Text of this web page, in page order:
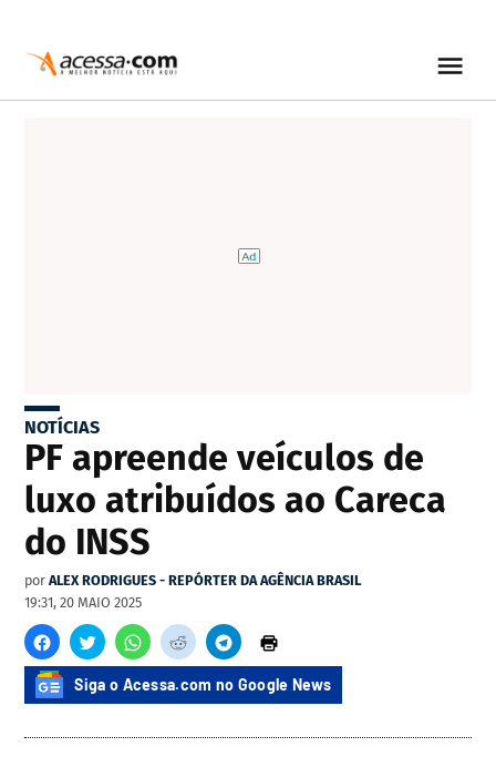
NOTÍCIAS
PF apreende veículos de
luxo atribuídos ao Careca
do INSS
por ALEX RODRIGUES - REPÓRTER DA AGÊNCIA BRASIL
19:31, 20 MAIO 2025
Siga o Acessa.com no Google News